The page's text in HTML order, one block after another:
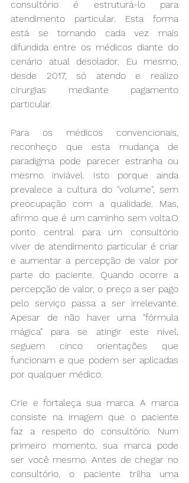
consultório é estruturá-lo para
atendimento particular. Esta forma
está se tornando cada vez mais
difundida entre os médicos diante do
cenário atual desolador. Eu mesmo,
desde 2017, só atendo e realizo
cirurgias mediante pagamento
particular.
Para os médicos convencionais,
reconheço que esta mudança de
paradigma pode parecer estranha ou
mesmo inviável. Isto porque ainda
prevalece a cultura do "volume", sem
preocupação com a qualidade. Mas,
afirmo que é um caminho sem volta.O
ponto central para um consultório
viver de atendimento particular é criar
e aumentar a percepção de valor por
parte do paciente. Quando ocorre a
percepção de valor, o preço a ser pago
pelo serviço passa a ser irrelevante.
Apesar de não haver uma "fórmula
mágica" para se atingir este nível,
seguem cinco orientações que
funcionam e que podem ser aplicadas
por qualquer médico.
Crie e fortaleça sua marca. A marca
consiste na imagem que o paciente
faz a respeito do consultório. Num
primeiro momento, sua marca pode
ser você mesmo. Antes de chegar no
consultório, o paciente trilha uma